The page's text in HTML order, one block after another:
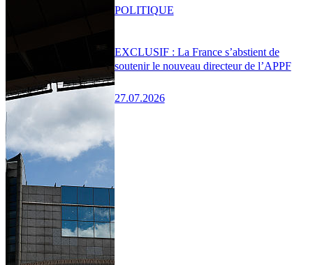
EXCLUSIF : La France s’abstient de
soutenir le nouveau directeur de l’APPF
27.07.2026
POLITIQUE